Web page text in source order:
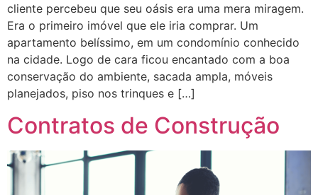
cliente percebeu que seu oásis era uma mera miragem.
Era o primeiro imóvel que ele iria comprar. Um
apartamento belíssimo, em um condomínio conhecido
na cidade. Logo de cara ficou encantado com a boa
conservação do ambiente, sacada ampla, móveis
planejados, piso nos trinques e […]
Contratos de Construção